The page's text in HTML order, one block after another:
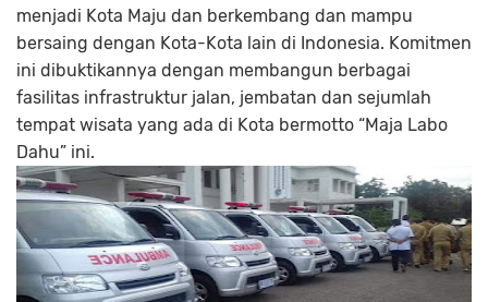
menjadi Kota Maju dan berkembang dan mampu
bersaing dengan Kota-Kota lain di Indonesia. Komitmen
ini dibuktikannya dengan membangun berbagai
fasilitas infrastruktur jalan, jembatan dan sejumlah
tempat wisata yang ada di Kota bermotto “Maja Labo
Dahu” ini.